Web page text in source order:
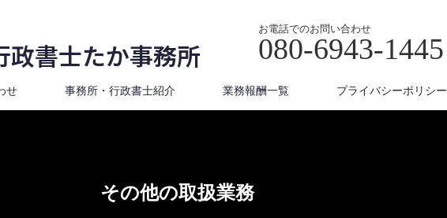
書士たか事務所
お電話でのお問い合わせ
080-6943-1445
せ 事務所・行政書士紹介 業務報酬一覧 プライバシーポリシー
その他の取扱業務